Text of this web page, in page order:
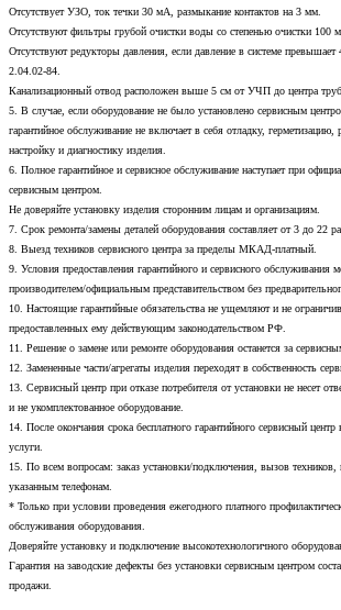
Отсутствует УЗО, ток течки 30 мА, размыкание контактов на 3 мм.
Отсутствуют фильтры грубой очистки воды со степенью очистки 100
Отсутствуют редукторы давления, если давление в системе
2.04.02-84.
Канализационный отвод расположен выше 5 см от УЧП до центра
5. В случае, если оборудование не было установлено сервисным
гарантийное обслуживание не включает в себя отладку, герметизацию,
настройку и диагностику изделия.
6. Полное гарантийное и сервисное обслуживание наступает при
сервисным центром.
Не доверяйте установку изделия сторонним лицам и организациям.
7. Срок ремонта/замены деталей оборудования составляет от 3 до 22
8. Выезд техников сервисного центра за пределы МКАД-платный.
9. Условия предоставления гарантийного и сервисного обслуживания
производителем/официальным представительством без
10. Настоящие гарантийные обязательства не ущемляют и не
предоставленных ему действующим законодательством РФ.
11. Решение о замене или ремонте оборудования останется за
12. Замененные части/агрегаты изделия переходят в собственность
13. Сервисный центр при отказе потребителя от установки не несет
и не укомплектованное оборудование.
14. После окончания срока бесплатного гарантийного сервисный
услуги.
15. По всем вопросам: заказ установки/подключения, вызов техников,
указанным телефонам.
* Только при условии проведения ежегодного платного
обслуживания оборудования.
Доверяйте установку и подключение высокотехнологичного
Гарантия на заводские дефекты без установки сервисным центром
продажи.